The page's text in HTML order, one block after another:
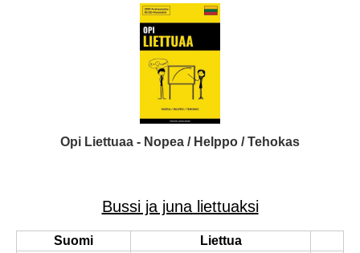
Opi Liettuaa - Nopea / Helppo / Tehokas
Bussi ja juna liettuaksi
Suomi
Liettua